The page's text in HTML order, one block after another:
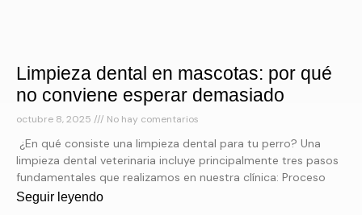
Limpieza dental en mascotas: por qué
no conviene esperar demasiado
octubre 8, 2025 No hay comentarios
¿En qué consiste una limpieza dental para tu perro? Una
limpieza dental veterinaria incluye principalmente tres pasos
fundamentales que realizamos en nuestra clínica: Proceso
Seguir leyendo